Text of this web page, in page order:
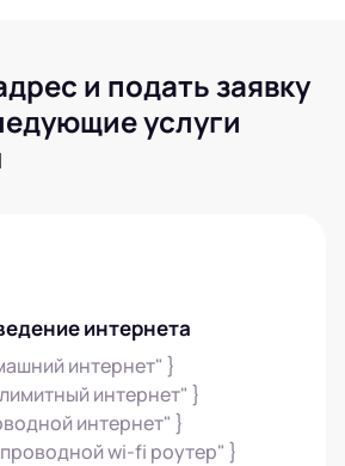
и подать заявку
услуги
интернета
интернет" }
интернет" }
интернет" }
wi-fi роутер" }